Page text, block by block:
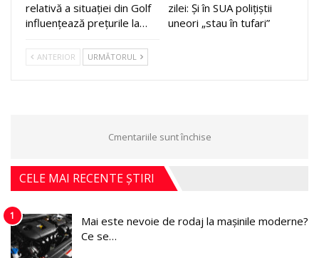
relativă a situației din Golf
influențează prețurile la…
zilei: Și în SUA polițiștii
uneori „stau în tufari”
ANTERIOR URMĂTORUL
Cmentariile sunt închise
CELE MAI RECENTE ȘTIRI
1
Mai este nevoie de rodaj la mașinile moderne?
Ce se…